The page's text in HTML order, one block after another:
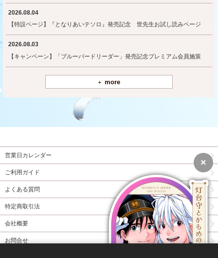
×
2026.08.04
【特設ページ】『となりあいテソロ』発売記念 世先生お試し読みページ
2026.08.03
【キャンペーン】「ブルーバードリーダー」発売記念プレミアム会員施策
more
営業日カレンダー
ご利用ガイド
よくある質問
特定商取引法
会社概要
お問合せ